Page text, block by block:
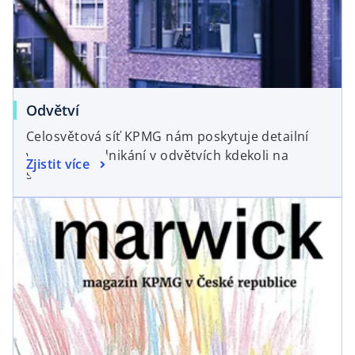
w
b
n
e
w
t
b
Odvětví
Celosvětová síť KPMG nám poskytuje detailní
vhled do podnikání v odvětvích kdekoli na
světě.
Zjistit více
opens in a new tab